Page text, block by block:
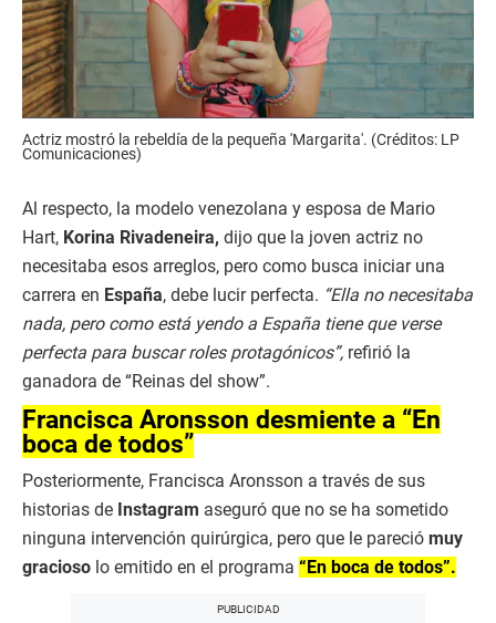
Actriz mostró la rebeldía de la pequeña 'Margarita'. (Créditos: LP
Comunicaciones)
Al respecto, la modelo venezolana y esposa de Mario
Hart, Korina Rivadeneira, dijo que la joven actriz no
necesitaba esos arreglos, pero como busca iniciar una
carrera en España, debe lucir perfecta. “Ella no necesitaba
nada, pero como está yendo a España tiene que verse
perfecta para buscar roles protagónicos”, refirió la
ganadora de “Reinas del show”.
Francisca Aronsson desmiente a “En
boca de todos”
Posteriormente, Francisca Aronsson a través de sus
historias de Instagram aseguró que no se ha sometido
ninguna intervención quirúrgica, pero que le pareció muy
gracioso lo emitido en el programa “En boca de todos”.